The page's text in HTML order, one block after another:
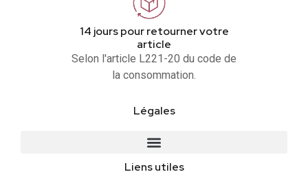
14 jours pour retourner votre
article
Selon l'article L221-20 du code de
la consommation.
Légales
Liens utiles